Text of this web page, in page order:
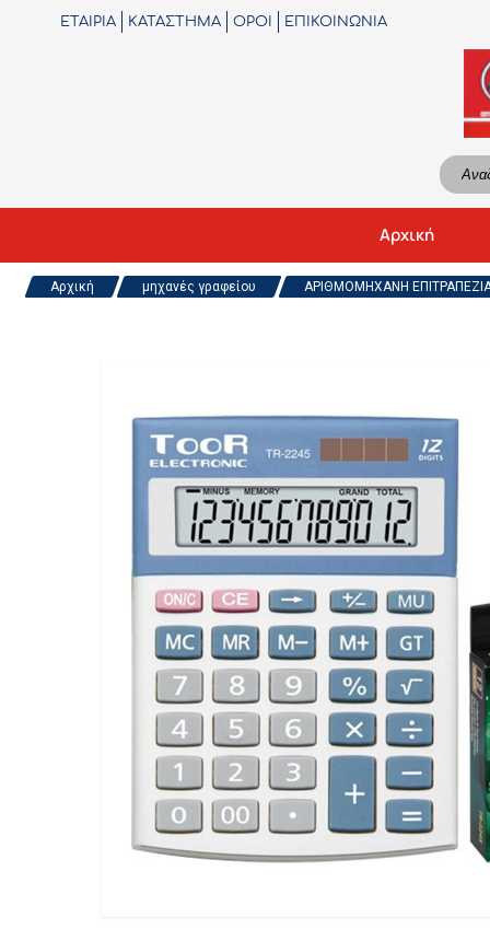
ΕΤΑΙΡΙΑ ΚΑΤΑΣΤΗΜΑ ΟΡΟΙ ΕΠΙΚΟΙΝΩΝΙΑ
Αρχική
Αρχική μηχανές γραφείου ΑΡΙΘΜΟΜΗΧΑΝΗ ΕΠΙΤΡΑΠΕΖΙΑ